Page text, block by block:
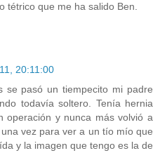
tétrico que me ha salido Ben.
20:11:00
se pasó un tiempecito mi padre
todavía soltero. Tenía hernia
operación y nunca más volvió a
vez para ver a un tío mío que
y la imagen que tengo es la de